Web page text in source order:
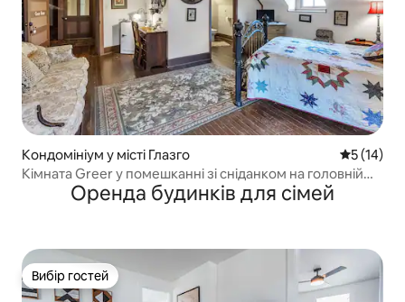
Кондомініум у місті Глазго Середня
5 (14)
Кімната Greer у помешканні зі сніданком на головній
Оренда будинків для сімей
Вибір гостей
Вибір гостей